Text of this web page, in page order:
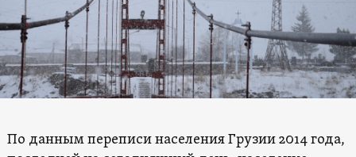
По данным переписи населения Грузии 2014 года,